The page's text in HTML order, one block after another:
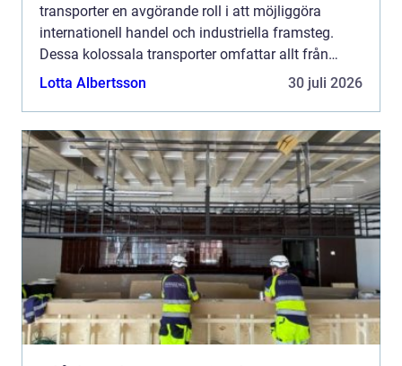
transporter en avgörande roll i att möjliggöra
internationell handel och industriella framsteg.
Dessa kolossala transporter omfattar allt från
gigantiska maskiner til...
Lotta Albertsson 30 juli 2026